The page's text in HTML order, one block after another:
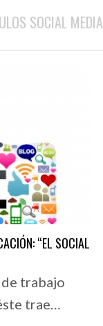
SOCIAL MEDIA
“EL SOCIAL
trabajo
trae…